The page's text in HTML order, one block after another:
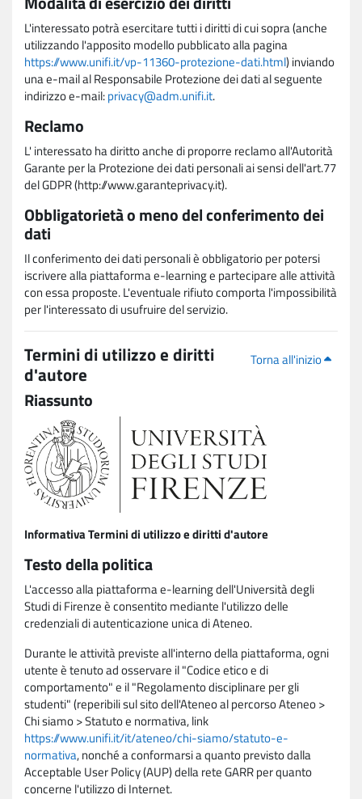
L'interessato potrà esercitare tutti i diritti di cui sopra (anche
utilizzando l'apposito modello pubblicato alla pagina
https://www.unifi.it/vp-11360-protezione-dati.html) inviando
una e-mail al Responsabile Protezione dei dati al seguente
indirizzo e-mail:privacy@adm.unifi.it.
Reclamo
L' interessato ha diritto anche di proporre reclamo all'Autorità
Garante per la Protezione dei dati personali ai sensi dell'art.77
del GDPR (http://www.garanteprivacy.it).
Obbligatorietà o meno del conferimento dei
dati
Il conferimento dei dati personali è obbligatorio per potersi
iscrivere alla piattaforma e-learning e partecipare alle attività
con essa proposte. L'eventuale rifiuto comporta l'impossibilità
per l'interessato di usufruire del servizio.
Torna all'inizio
Termini di utilizzo e diritti
d'autore
Riassunto
Informativa Termini di utilizzo e diritti d'autore
Testo della politica
L'accesso alla piattaforma e-learning dell'Università degli
Studi di Firenze è consentito mediante l'utilizzo delle
credenziali di autenticazione unica di Ateneo.
Durante le attività previste all'interno della piattaforma, ogni
utente è tenuto ad osservare il "Codice etico e di
comportamento" e il "Regolamento disciplinare per gli
studenti" (reperibili sul sito dell'Ateneo al percorso Ateneo >
Chi siamo > Statuto e normativa, link
https://www.unifi.it/it/ateneo/chi-siamo/statuto-e-
normativa, nonché a conformarsi a quanto previsto dalla
Acceptable User Policy (AUP) della rete GARR per quanto
concerne l'utilizzo di Internet.